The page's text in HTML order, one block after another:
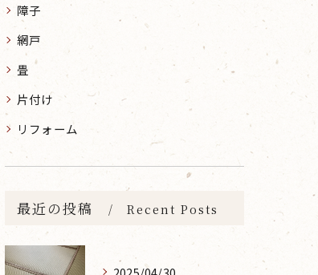
障子
網戸
畳
片付け
リフォーム
最近の投稿 Recent Posts